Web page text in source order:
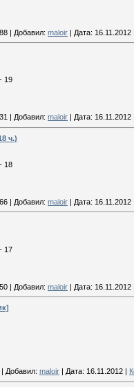
| Добавил: maloir | Дата: 16.11.2012
19
Добавил: maloir Дата: 16.11.2012
ч.)
18
| Добавил: maloir | Дата: 16.11.2012
17
| Добавил: maloir | Дата: 16.11.2012
Добавил: maloir Дата: 16.11.2012